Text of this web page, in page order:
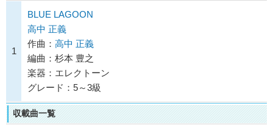
1
BLUE LAGOON
高中 正義
作曲： 高中 正義
編曲：杉本 豊之
楽器：エレクトーン
グレード：5～3級
収載曲一覧